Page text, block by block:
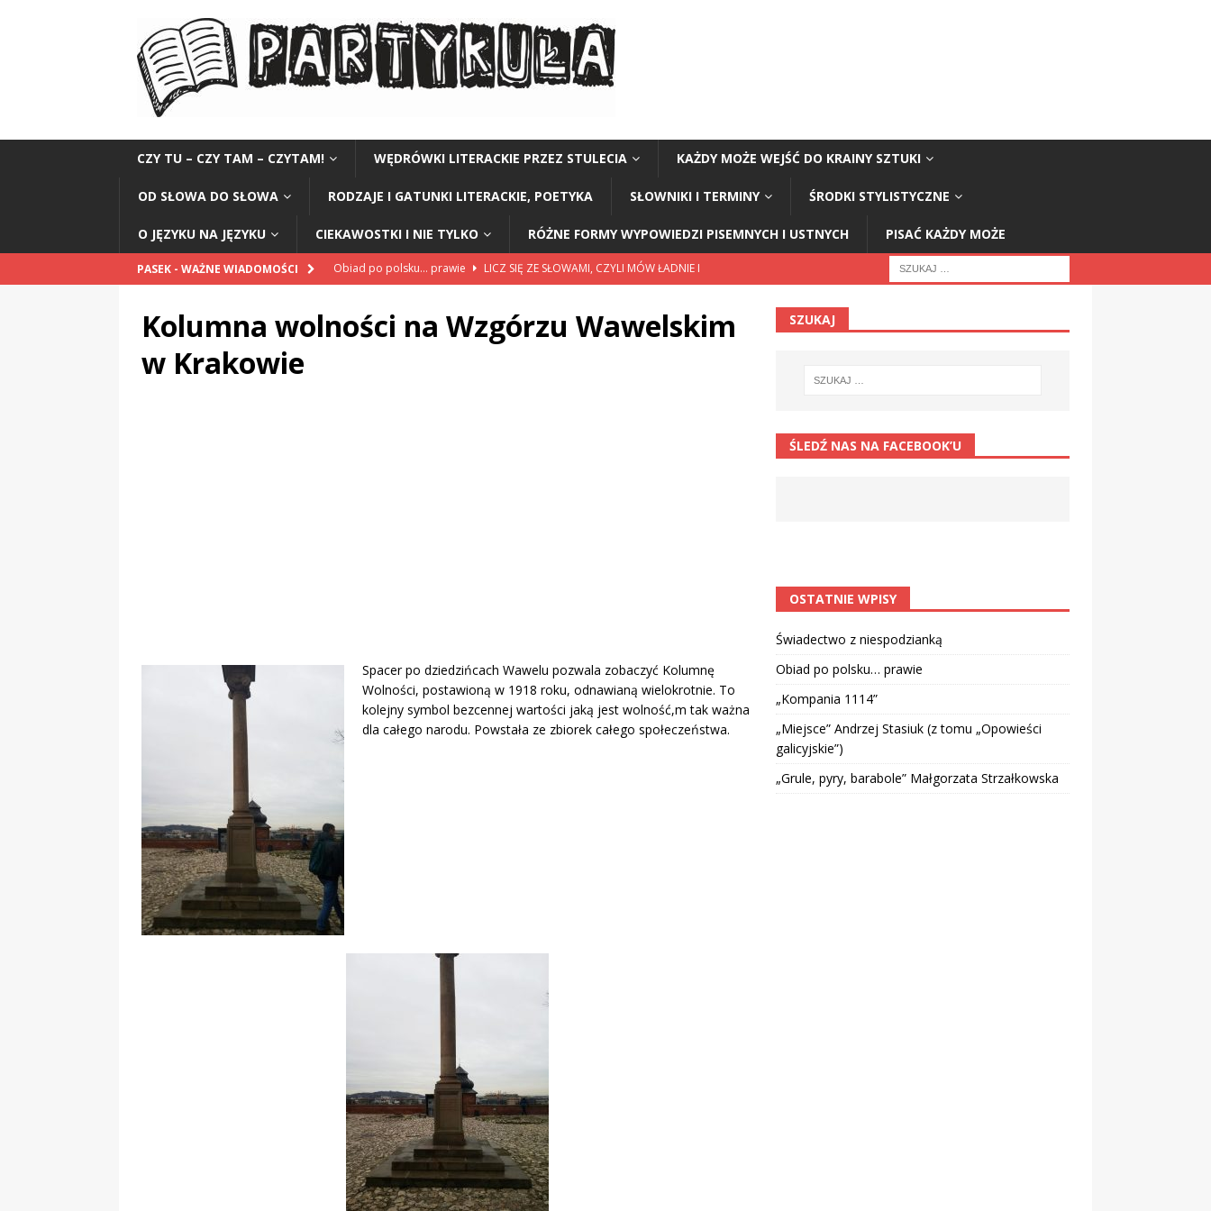
CZY TU – CZY TAM – CZYTAM! WĘDRÓWKI LITERACKIE PRZEZ STULECIA KAŻDY MOŻE WEJŚĆ DO KRAINY SZTUKI
OD SŁOWA DO SŁOWA RODZAJE I GATUNKI LITERACKIE, POETYKA SŁOWNIKI I TERMINY ŚRODKI STYLISTYCZNE
O JĘZYKU NA JĘZYKU CIEKAWOSTKI I NIE TYLKO RÓŻNE FORMY WYPOWIEDZI PISEMNYCH I USTNYCH PISAĆ KAŻDY MOŻE
PASEK - WAŻNE WIADOMOŚCI Obiad po polsku… prawie
LICZ SIĘ ZE SŁOWAMI, CZYLI MÓW ŁADNIE I
„Kompania 1114”
CZY TU - CZY TAM - CZYTAM!
Kolumna wolności na Wzgórzu Wawelskim
w Krakowie
Spacer po dziedzińcach Wawelu pozwala zobaczyć Kolumnę
Wolności, postawioną w 1918 roku, odnawianą wielokrotnie. To
kolejny symbol bezcennej wartości jaką jest wolność,m tak ważna
dla całego narodu. Powstała ze zbiorek całego społeczeństwa.
SZUKAJ
ŚLEDŹ NAS NA FACEBOOK’U
OSTATNIE WPISY
Świadectwo z niespodzianką
Obiad po polsku… prawie
„Kompania 1114”
„Miejsce” Andrzej Stasiuk (z tomu „Opowieści
galicyjskie”)
„Grule, pyry, barabole” Małgorzata Strzałkowska